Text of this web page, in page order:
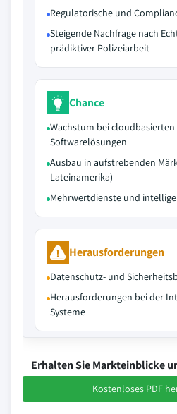
Regulatorische und
Steigende Nachfrage nach
prädiktiver Polizeiarbeit
Chance
Wachstum bei
Softwarelösungen
Ausbau in aufstrebenden
Lateinamerika)
Mehrwertdienste und
Herausforderungen
Datenschutz- und
Herausforderungen bei der
Systeme
Erhalten Sie Markteinblicke
Kostenloses PDF